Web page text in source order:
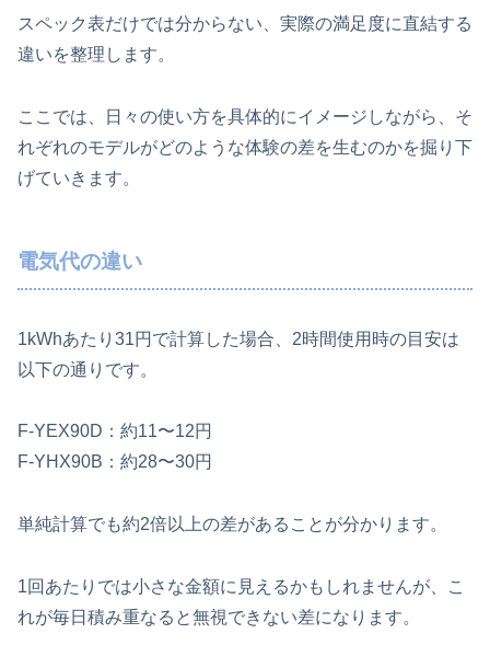
スペック表だけでは分からない、実際の満足度に直結する
違いを整理します。
ここでは、日々の使い方を具体的にイメージしながら、そ
れぞれのモデルがどのような体験の差を生むのかを掘り下
げていきます。
電気代の違い
1kWhあたり31円で計算した場合、2時間使用時の目安は
以下の通りです。
F‑YEX90D：約11〜12円
F‑YHX90B：約28〜30円
単純計算でも約2倍以上の差があることが分かります。
1回あたりでは小さな金額に見えるかもしれませんが、こ
れが毎日積み重なると無視できない差になります。